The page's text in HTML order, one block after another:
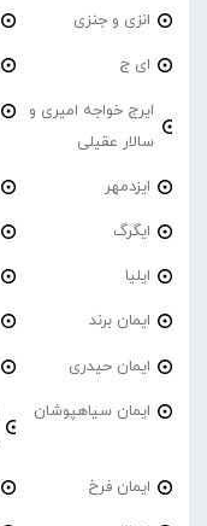
انزی و جنزی
ای ج
ایرج خواجه امیری و
سالار عقیلی
ایزدمهر
ایگرگ
ایلیا
ایمان برند
ایمان حیدری
ایمان سیاهپوشان
ایمان فرخ